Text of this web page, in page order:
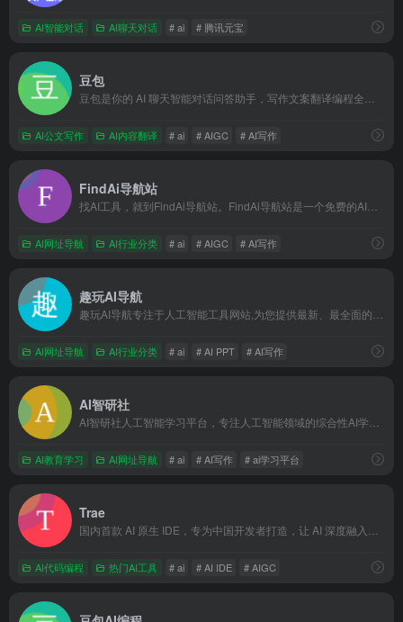
AI智能对话 AI聊天对话 # ai # 腾讯元宝
豆包
AI公文写作 AI内容翻译 # ai # AIGC # AI写作
FindAi导航站
AI网址导航 AI行业分类 # ai # AIGC # AI写作
趣玩AI导航
AI网址导航 AI行业分类 # ai # AI PPT # AI写作
AI智研社
AI教育学习 AI网址导航 # ai # AI写作 # ai学习平台
Trae
AI代码编程 热门AI工具 # ai # AI IDE # AIGC